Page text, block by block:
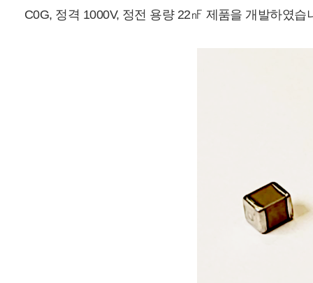
C0G, 정격 1000V, 정전 용량 22㎋ 제품을 개발하였습